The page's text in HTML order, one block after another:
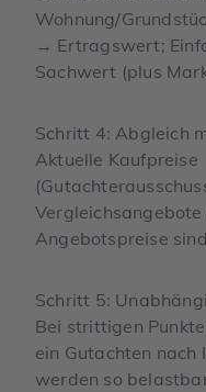
Wohnung/
→ Ertragswert;
Sachwert (plus
Schritt 4: Abgleich
Aktuelle Kaufpreise
Angebotspreise
Schritt 5:
Bei strittigen
ein Gutachten nach
werden so